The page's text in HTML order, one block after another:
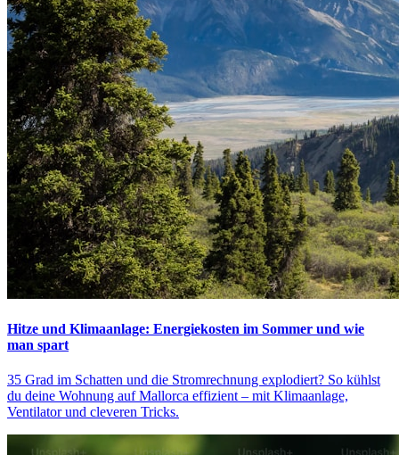
Hitze und Klimaanlage: Energiekosten im Sommer und wie
man spart
35 Grad im Schatten und die Stromrechnung explodiert? So kühlst
du deine Wohnung auf Mallorca effizient – mit Klimaanlage,
Ventilator und cleveren Tricks.